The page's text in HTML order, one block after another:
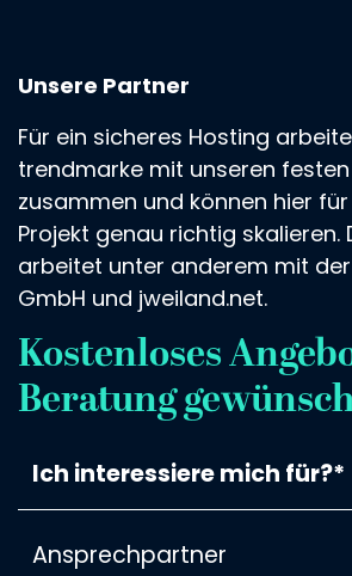
Unsere Partner
Für ein sicheres Hosting
trendmarke mit unseren
zusammen und können hier
Projekt genau richtig skalieren.
arbeitet unter anderem mit der
GmbH und jweiland.net.
Kostenloses
Beratung
Ich interessiere mich für?*